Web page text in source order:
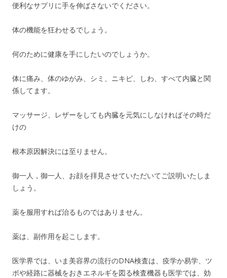
便利なサプリに手を伸ばさないでください。
体の機能を狂わせるでしょう。
何のために健康を手にしたいのでしょうか。
体に痛み、体のゆがみ、シミ、ニキビ、しわ、すべて内臓と関
係してます。
マッサージ、レザーをしても内臓を元気にしなければその時だ
けの
根本原因解決には至りません。
御一人，御一人、お顔を拝見させていただいてご説明いたしま
しょう。
薬を服用すれば治るものではありません。
薬は、副作用を起こします。
医学界では、いま美容界の流行のDNA検査は、疫学か易学、ツ
ボや経路に器械をおきエネルギを図る検査機器も医学では、効